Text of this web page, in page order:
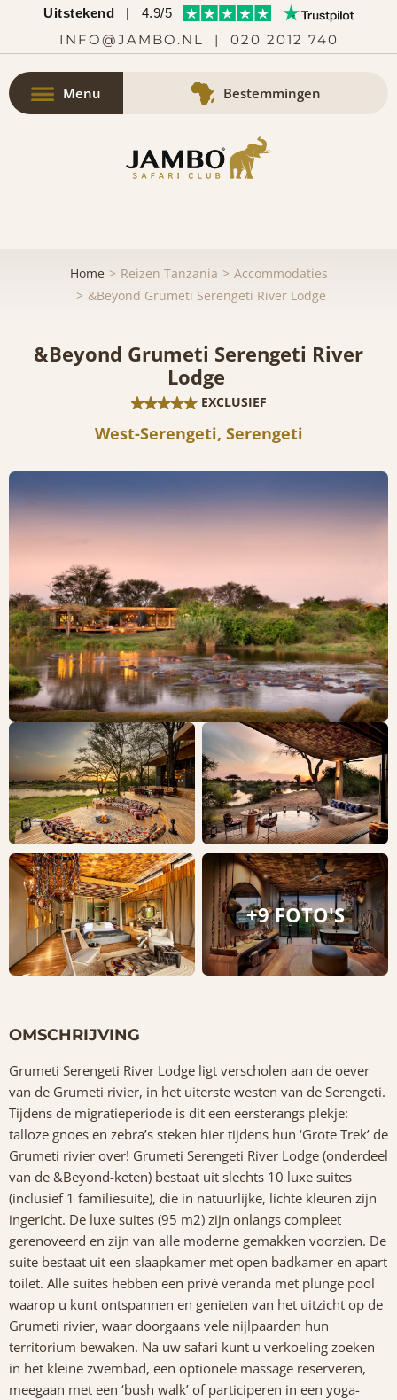
Uitstekend | 4.9/5
INFO@JAMBO.NL | 020 2012 740
Menu Bestemmingen
Home Reizen Tanzania
Accommodaties
&Beyond Grumeti Serengeti River Lodge
&Beyond Grumeti Serengeti River
Lodge
EXCLUSIEF
West-Serengeti, Serengeti
+9 FOTO'S
OMSCHRIJVING
Grumeti Serengeti River Lodge ligt verscholen aan de oever
van de Grumeti rivier, in het uiterste westen van de Serengeti.
Tijdens de migratieperiode is dit een eersterangs plekje:
talloze gnoes en zebra’s steken hier tijdens hun ‘Grote Trek’ de
Grumeti rivier over! Grumeti Serengeti River Lodge (onderdeel
van de &Beyond-keten) bestaat uit slechts 10 luxe suites
(inclusief 1 familiesuite), die in natuurlijke, lichte kleuren zijn
ingericht. De luxe suites (95 m2) zijn onlangs compleet
gerenoveerd en zijn van alle moderne gemakken voorzien. De
suite bestaat uit een slaapkamer met open badkamer en apart
toilet. Alle suites hebben een privé veranda met plunge pool
waarop u kunt ontspannen en genieten van het uitzicht op de
Grumeti rivier, waar doorgaans vele nijlpaarden hun
territorium bewaken. Na uw safari kunt u verkoeling zoeken
in het kleine zwembad, een optionele massage reserveren,
meegaan met een ‘bush walk’ of participeren in een yoga-